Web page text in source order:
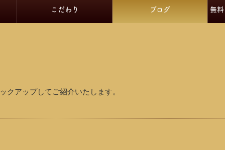
こだわり ブログ 無
クアップしてご紹介いたします。